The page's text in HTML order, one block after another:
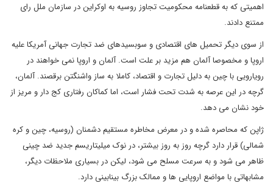
اهمیتی که به قطعنامه محکومیت تجاوز روسیه به اوکراین در سازمان ملل رای
ممتنع دادند.
از سوی دیگر تحمیل های اقتصادی و سوبسیدهای ضد تجارت جهانی آمریکا علیه
اروپا و مخصوصا آلمان هم مزید بر علت است. آلمان و اروپا نمی خواهند در
رویارویی با چین به دلیل تجارت و اقتصاد، کاملا به ساز واشنگتن برقصند. آلمان،
گرچه در این عرصه به شدت تحت فشار است، اما کماکان رفتاری کج دار و مریز از
خود نشان می دهد.
ژاپن که محاصره شده و در معرض مخاطره مستقیم دشمنان (روسیه، چین و کره
شمالی) قرار دارد گرچه روز به روز بیشتر، در نوک میلیتاریسم جدید ضد چینی
ظاهر می شود و به سرعت مسلح می شود، لیکن در بسیاری ملاحظات دیگر،
مشابهاتی با مواضع اروپایی ها و ممالک بزرگ بینابینی دارد.